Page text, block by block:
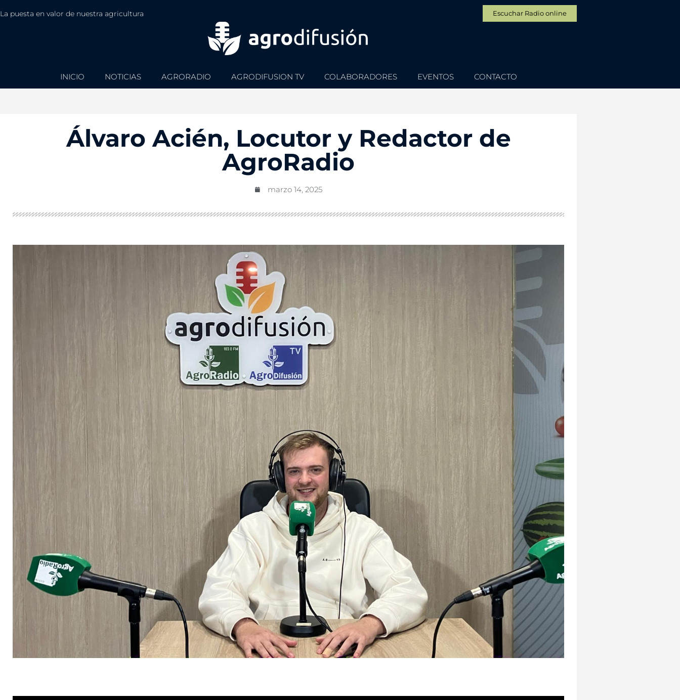
La puesta en valor de nuestra agricultura Escuchar Radio online
INICIO NOTICIAS AGRORADIO AGRODIFUSION TV COLABORADORES EVENTOS CONTACTO
Álvaro Acién, Locutor y Redactor de
AgroRadio
marzo 14, 2025